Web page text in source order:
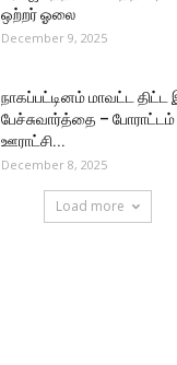
ஒற்றர் ஓலை
December 9, 2025
நாகப்பட்டினம் மாவட்ட திட்ட
பேச்சுவார்த்தை – போராட்டம்
ஊராட்சி...
December 8, 2025
Load more